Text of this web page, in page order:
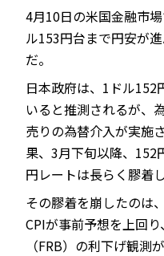
4月10日の米国金融市
ル153円台まで円安が
だ。
日本政府は、1ドル152
いると推測されるが、
売りの為替介入が実施
果、3月下旬以降、152
円レートは長らく膠着
その膠着を崩したのは
CPIが事前予想を上回
（FRB）の利下げ観測